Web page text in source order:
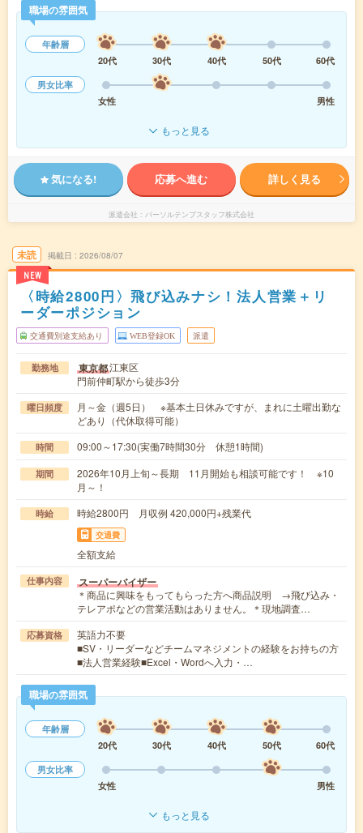
職場の雰囲気
年齢層
20代
30代 40代 50代
60代
男女比率
女性
男性
もっと見る
気になる! 応募へ進む 詳しく見る
派遣会社 パーソルテンプスタッフ株式会社
未読
NEW
掲載日 2026/08/07
〈時給2800円〉飛び込みナシ！法人営業＋リ
ーダーポジション
交通費別途支給あり WEB登録OK 派遣
勤務地 東京都江東区
門前仲町駅から徒歩3分
曜日頻度
月～金（週5日） ※基本土日休みですが、まれに土曜出勤な
どあり（代休取得可能）
時間 09:00～17:30(実働7時間30分 休憩1時間)
期間
2026年10月上旬～長期 11月開始も相談可能です！ ※10
月～！
時給 時給2800円 月収例 420,000円+残業代
交通費
全額支給
仕事内容 スーパーバイザー
＊商品に興味をもってもらった方へ商品説明 →飛び込み・
テレアポなどの営業活動はありません。＊現地調査…
応募資格
英語力不要
■SV・リーダーなどチームマネジメントの経験をお持ちの方
■法人営業経験■Excel・Wordへ入力・…
職場の雰囲気
年齢層
20代
30代 40代 50代
60代
男女比率
女性
男性
もっと見る